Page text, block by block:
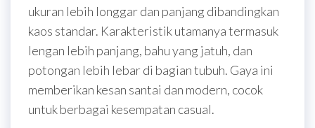
ukuran lebih longgar dan panjang dibandingkan
kaos standar. Karakteristik utamanya termasuk
lengan lebih panjang, bahu yang jatuh, dan
potongan lebih lebar di bagian tubuh. Gaya ini
memberikan kesan santai dan modern, cocok
untuk berbagai kesempatan casual.